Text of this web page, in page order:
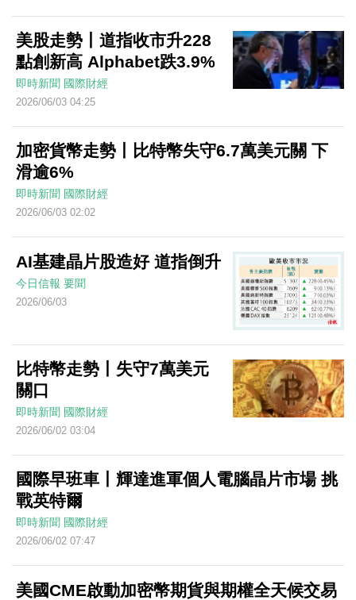
美股走勢丨道指收市升228
點創新高 Alphabet跌3.9%
即時新聞 國際財經
2026/06/03 04:25
加密貨幣走勢丨比特幣失守6.7萬美元關 下
滑逾6%
即時新聞 國際財經
2026/06/03 02:02
AI基建晶片股造好 道指倒升
今日信報 要聞
2026/06/03
比特幣走勢丨失守7萬美元
關口
即時新聞 國際財經
2026/06/02 03:04
國際早班車丨輝達進軍個人電腦晶片市場 挑
戰英特爾
即時新聞 國際財經
2026/06/02 07:47
美國CME啟動加密幣期貨與期權全天候交易